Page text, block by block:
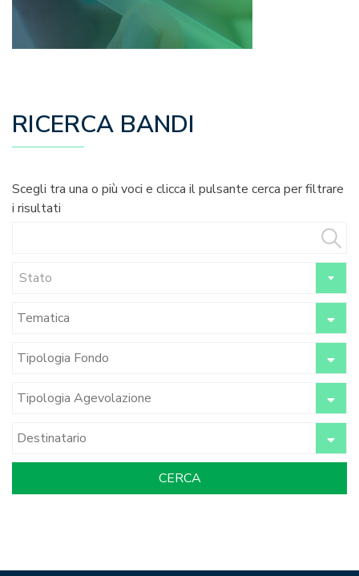
RICERCA BANDI
Scegli tra una o più voci e clicca il pulsante cerca per filtrare
i risultati
Stato